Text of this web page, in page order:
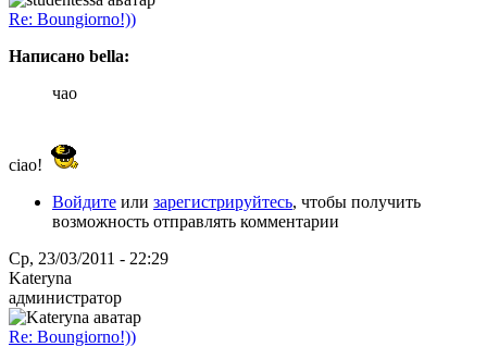
Re: Boungiorno!))
Написано bella:
чао
ciao!
Войдите или зарегистрируйтесь, чтобы получить
возможность отправлять комментарии
Ср, 23/03/2011 - 22:29
Kateryna
администратор
Re: Boungiorno!))